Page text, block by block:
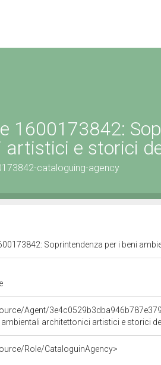
1600173842:
e storici
cataloguing-agency
Soprintendenza per i beni
Agent/
architettonici artistici e storici
Role/CataloguinAgency>